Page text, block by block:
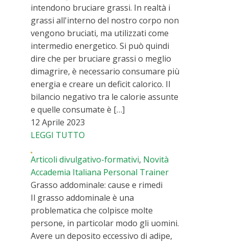
intendono bruciare grassi. In realtà i
grassi all'interno del nostro corpo non
vengono bruciati, ma utilizzati come
intermedio energetico. Si può quindi
dire che per bruciare grassi o meglio
dimagrire, è necessario consumare più
energia e creare un deficit calorico. Il
bilancio negativo tra le calorie assunte
e quelle consumate è […]
12 Aprile 2023
LEGGI TUTTO
Articoli divulgativo-formativi, Novità
Accademia Italiana Personal Trainer
Grasso addominale: cause e rimedi
Il grasso addominale è una
problematica che colpisce molte
persone, in particolar modo gli uomini.
Avere un deposito eccessivo di adipe,